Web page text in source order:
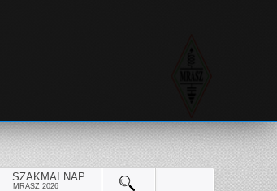
SZAKMAI NAP
MRASZ 2026